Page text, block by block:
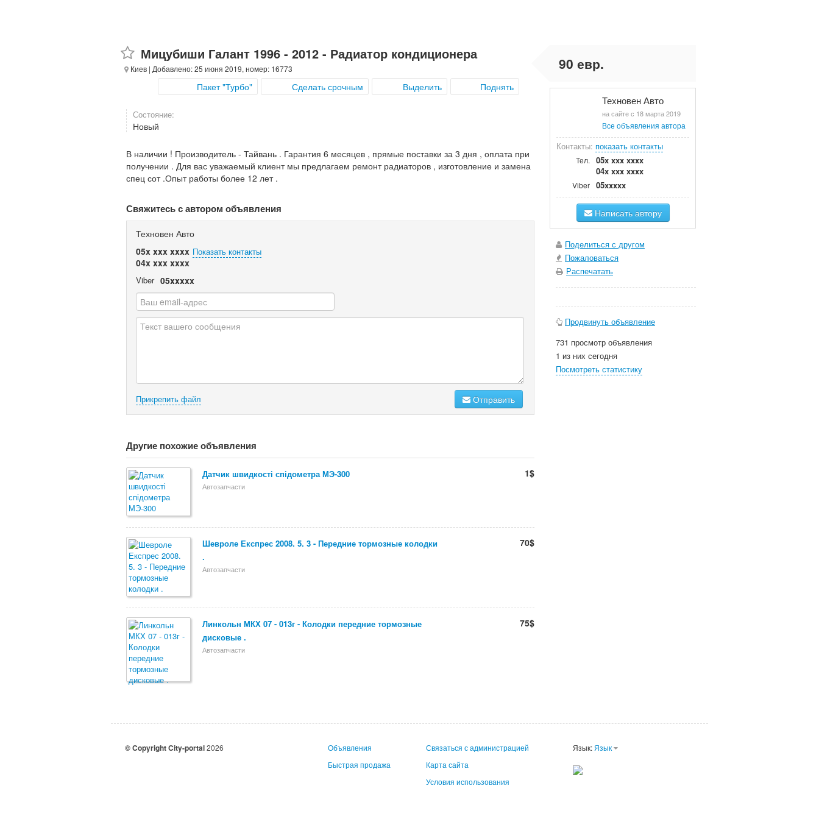
Мицубиши Галант 1996 - 2012 - Радиатор кондиционера
Киев | Добавлено: 25 июня 2019, номер: 16773
Пакет "Турбо" Сделать срочным Выделить Поднять
Состояние:
Новый
В наличии ! Производитель - Тайвань . Гарантия 6 месяцев , прямые поставки за 3 дня , оплата при
получении . Для вас уважаемый клиент мы предлагаем ремонт радиаторов , изготовление и замена
спец сот .Опыт работы более 12 лет .
Свяжитесь с автором объявления
Техновен Авто
05x xxx xxxx Показать контакты
04x xxx xxxx
Viber 05xxxxx
Прикрепить файл Отправить
Другие похожие объявления
Датчик швидкості спідометра МЭ-300
Автозапчасти
1$
Шевроле Експрес 2008. 5. 3 - Передние тормозные колодки
.
Автозапчасти
70$
Линкольн МКХ 07 - 013г - Колодки передние тормозные
дисковые .
Автозапчасти
75$
90 евр.
Техновен Авто
на сайте с 18 марта 2019
Все объявления автора
Контакты: показать контакты
Тел.
05x xxx xxxx
04x xxx xxxx
Viber 05xxxxx
Написать автору
Поделиться с другом
Пожаловаться
Распечатать
Продвинуть объявление
731 просмотр объявления
1 из них сегодня
Посмотреть статистику
© Copyright City-portal2026
Объявления
Быстрая продажа
Связаться с администрацией
Карта сайта
Условия использования
Язык: Язык